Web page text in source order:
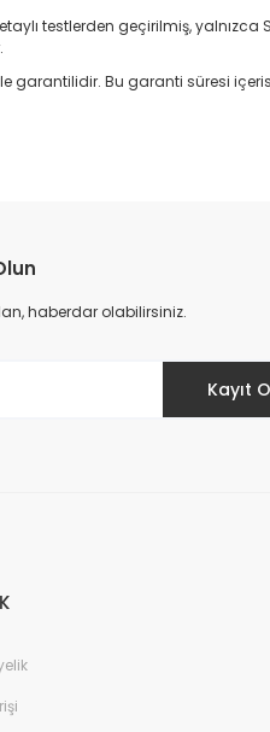
testlerden geçirilmiş,
garantilidir. Bu garanti süresi
haberdar olabilirsiniz.
Kayıt